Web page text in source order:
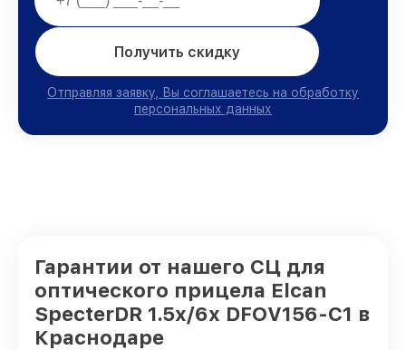
Получить скидку
Отправляя заявку, Вы соглашаетесь на обработку
персональных данных
Гарантии от нашего СЦ для
оптического прицела Elcan
SpecterDR 1.5x/6x DFOV156-C1 в
Краснодаре